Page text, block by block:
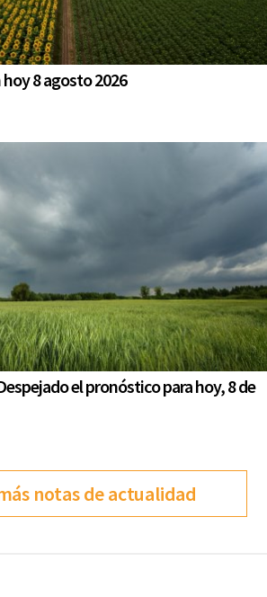
8 agosto 2026
el pronóstico para hoy, 8 de
notas de actualidad